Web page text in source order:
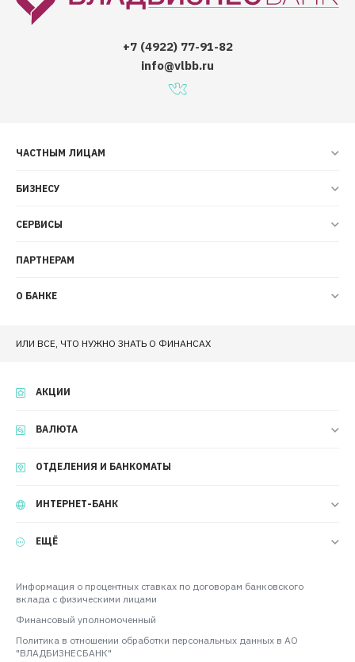
+7 (4922) 77-91-82
info@vlbb.ru
ЧАСТНЫМ ЛИЦАМ
БИЗНЕСУ
СЕРВИСЫ
ПАРТНЕРАМ
О БАНКЕ
ИЛИ ВСЕ, ЧТО НУЖНО ЗНАТЬ О ФИНАНСАХ
АКЦИИ
ВАЛЮТА
ОТДЕЛЕНИЯ И БАНКОМАТЫ
ИНТЕРНЕТ-БАНК
ЕЩЁ
Информация о процентных ставках по договорам банковского
вклада с физическими лицами
Финансовый уполномоченный
Политика в отношении обработки персональных данных в АО
"ВЛАДБИЗНЕСБАНК"